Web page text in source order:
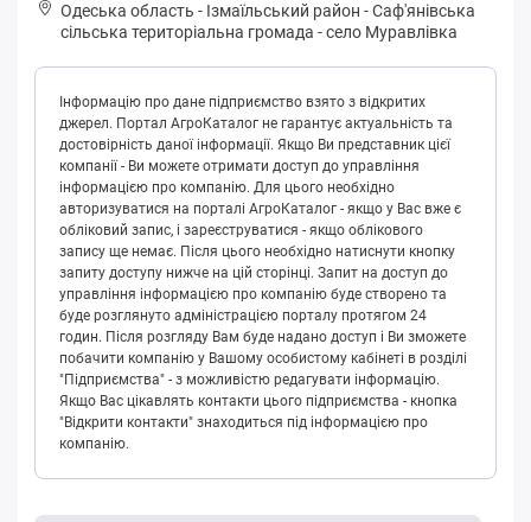
Одеська область - Ізмаїльський район -Сaф'янівськa
сільська територіальна громада -село Муравлівка
Інформацію про дане підприємство взято з відкритих
джерел. Портал АгроКаталог не гарантує актуальність та
достовірність даної інформації. Якщо Ви представник цієї
компанії - Ви можете отримати доступ до управління
інформацією про компанію. Для цього необхідно
авторизуватися на порталі АгроКаталог - якщо у Вас вже є
обліковий запис, і зареєструватися - якщо облікового
запису ще немає. Після цього необхідно натиснути кнопку
запиту доступу нижче на цій сторінці. Запит на доступ до
управління інформацією про компанію буде створено та
буде розглянуто адміністрацією порталу протягом 24
годин. Після розгляду Вам буде надано доступ і Ви зможете
побачити компанію у Вашому особистому кабінеті в розділі
"Підприємства" - з можливістю редагувати інформацію.
Якщо Вас цікавлять контакти цього підприємства - кнопка
"Відкрити контакти" знаходиться під інформацією про
компанію.